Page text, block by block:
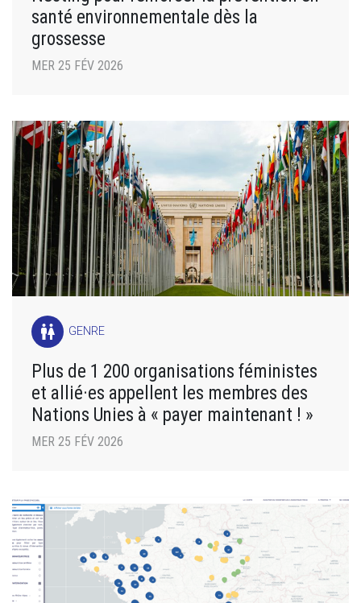
santé environnementale dès la
grossesse
MER 25 FÉV 2026
wc GENRE
Plus de 1 200 organisations féministes
et allié·es appellent les membres des
Nations Unies à « payer maintenant ! »
MER 25 FÉV 2026